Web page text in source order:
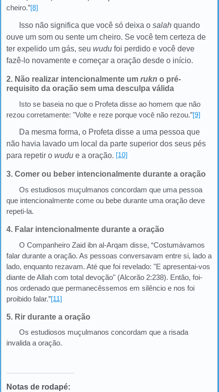
cheiro.”[8]
Isso não significa que você só deixa osalahquando
ouve um som ou sente um cheiro. Se você tem certeza de
ter expelido um gás, seu wudu foi perdido e você deve
fazê-lo novamente e começar a oração desde o início.
2. Não realizar intencionalmente um rukn o pré-
requisito da oração sem uma desculpa válida
Isto se baseia no que o Profeta disse ao homem que não
rezou corretamente: "Volte e reze porque você não rezou.”[9]
Da mesma forma, o Profeta disse a uma pessoa que
não havia lavado um local da parte superior dos seus pés
para repetir o wudu e a oração. [10]
3. Comer ou beber intencionalmente durante a oração
Os estudiosos muçulmanos concordam que uma pessoa
que intencionalmente come ou bebe durante uma oração deve
repeti-la.
4. Falar intencionalmente durante a oração
O Companheiro Zaid ibn al-Arqam disse, “Costumávamos
falar durante a oração. As pessoas conversavam entre si, lado a
lado, enquanto rezavam. Até que foi revelado: "E apresentai-vos
diante de Allah com total devoção" (Alcorão 2:238). Então, foi-
nos ordenado que permanecêssemos em silêncio e nos foi
proibido falar.”[11]
5. Rir durante a oração
Os estudiosos muçulmanos concordam que a risada
invalida a oração.
Notas de rodapé: